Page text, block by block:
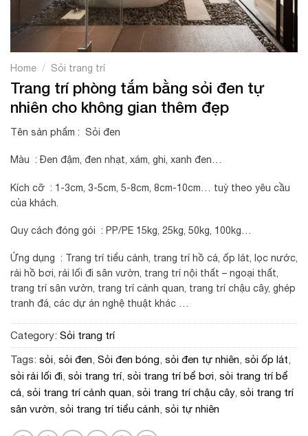
Home / Sỏi trang trí
Trang trí phòng tắm bằng sỏi đen tự
nhiên cho không gian thêm đẹp
Tên sản phẩm : Sỏi đen
Màu : Đen đậm, đen nhạt, xám, ghi, xanh đen…
Kích cỡ : 1-3cm, 3-5cm, 5-8cm, 8cm-10cm… tuỳ theo yêu cầu
của khách.
Quy cách đóng gói : PP/PE 15kg, 25kg, 50kg, 100kg…
Ứng dụng : Trang trí tiểu cảnh, trang trí hồ cá, ốp lát, lọc nước,
rải hồ bơi, rải lối đi sân vườn, trang trí nội thất – ngoại thất,
trang trí sân vườn, trang trí cảnh quan, trang trí chậu cây, ghép
tranh đá, các dự án nghệ thuật khác …
Category: Sỏi trang trí
Tags: sỏi, sỏi đen, Sỏi đen bóng, sỏi đen tự nhiên, sỏi ốp lát,
sỏi rải lối đi, sỏi trang trí, sỏi trang trí bể bơi, sỏi trang trí bể
cá, sỏi trang trí cảnh quan, sỏi trang trí chậu cây, sỏi trang trí
sân vườn, sỏi trang trí tiểu cảnh, sỏi tự nhiên